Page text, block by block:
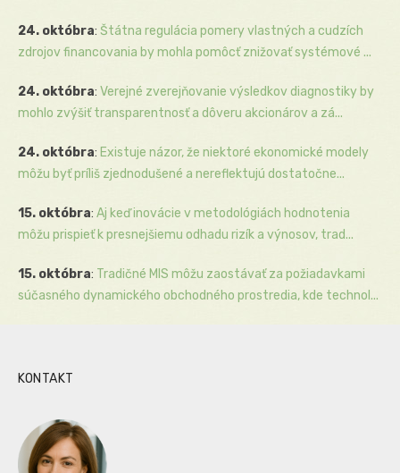
24. októbra: Štátna regulácia pomery vlastných a cudzích
zdrojov financovania by mohla pomôcť znižovať systémové ...
24. októbra: Verejné zverejňovanie výsledkov diagnostiky by
mohlo zvýšiť transparentnosť a dôveru akcionárov a zá...
24. októbra: Existuje názor, že niektoré ekonomické modely
môžu byť príliš zjednodušené a nereflektujú dostatočne...
15. októbra: Aj keď inovácie v metodológiách hodnotenia
môžu prispieť k presnejšiemu odhadu rizík a výnosov, trad...
15. októbra: Tradičné MIS môžu zaostávať za požiadavkami
súčasného dynamického obchodného prostredia, kde technol...
KONTAKT